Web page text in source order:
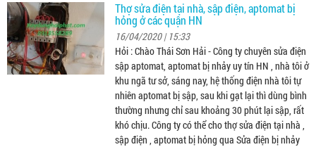
Thợ sửa điện tại nhà, sập điện, aptomat bị
hỏng ở các quận HN
16/04/2020 | 15:33
Hỏi : Chào Thái Sơn Hải - Công ty chuyên sửa điện
sập aptomat, aptomat bị nhảy uy tín HN , nhà tôi ở
khu ngã tư sở, sáng nay, hệ thống điện nhà tôi tự
nhiên aptomat bị sập, sau khi gạt lại thì dùng bình
thường nhưng chỉ sau khoảng 30 phút lại sập, rất
khó chịu. Công ty có thể cho thợ sửa điện tại nhà ,
sập điện , aptomat bị hỏng qua Sửa điện bị nhảy